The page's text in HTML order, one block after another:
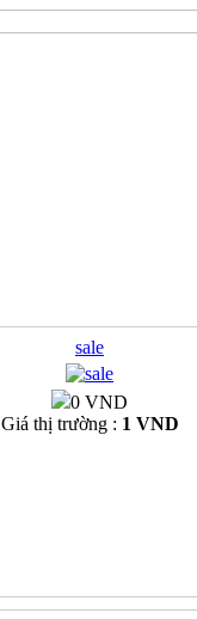
sale
0 VND
Giá thị trường : 1 VND